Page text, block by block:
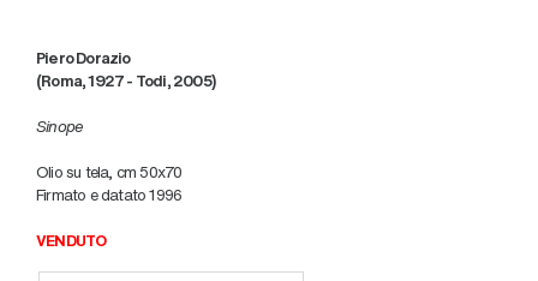
Piero Dorazio
(Roma, 1927 - Todi, 2005)
Sinope
Olio su tela, cm 50x70
Firmato e datato 1996
VENDUTO